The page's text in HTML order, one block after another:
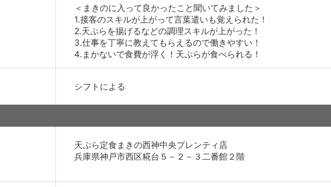
＜まきのに入って良かったこと聞いてみました＞
1.接客のスキルが上がって言葉遣いも覚えられた！
2.天ぷらを揚げるなどの調理スキルが上がった！
3.仕事を丁寧に教えてもらえるので働きやすい！
4.まかないで食費が浮く！天ぷらが食べられる！
シフトによる
天ぷら定食まきの西神中央プレンティ店
兵庫県神戸市西区糀台５－２－３二番館２階